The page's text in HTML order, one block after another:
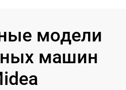
модели
машин